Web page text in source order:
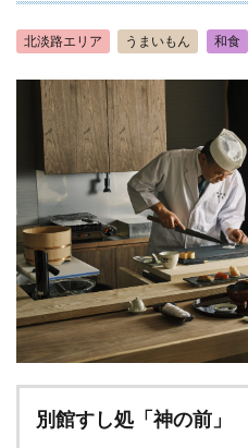
北淡路エリア うまいもん 和食
別館すし処「神の前」